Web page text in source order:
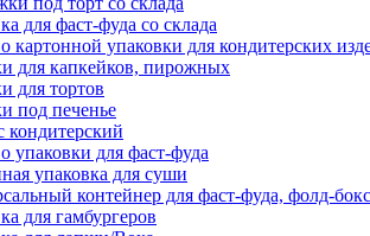
для фаст-фуда со склада
картонной упаковки для кондитерских
для капкейков, пирожных
для тортов
под печенье
кондитерский
упаковки для фаст-фуда
упаковка для суши
контейнер для фаст-фуда, фолд-
для гамбургеров